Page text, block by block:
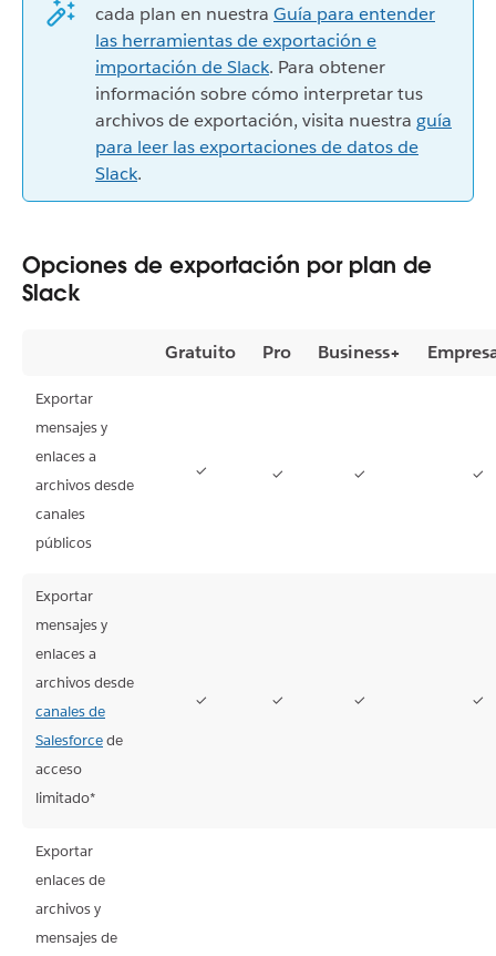
cada plan en nuestra Guía para entender
las herramientas de exportación e
importación de Slack. Para obtener
información sobre cómo interpretar tus
archivos de exportación, visita nuestra guía
para leer las exportaciones de datos de
Slack.
Opciones de exportación por plan de
Slack
Gratuito Pro Business+
Exportar
mensajes y
enlaces a
archivos desde
canales
públicos
✓ ✓ ✓ ✓
Exportar
mensajes y
enlaces a
archivos desde
canales de
Salesforcede
acceso
limitado*
✓ ✓ ✓ ✓
Exportar
enlaces de
archivos y
mensajes de